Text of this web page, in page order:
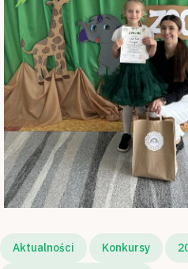
Aktualności Konkursy